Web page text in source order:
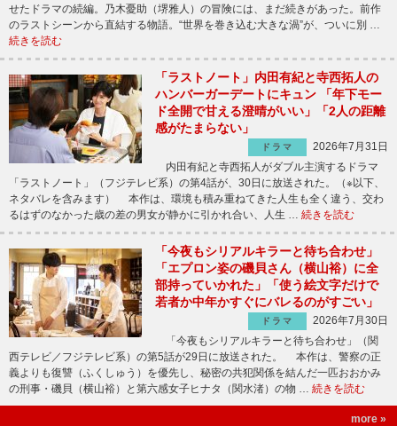
せたドラマの続編。乃木憂助（堺雅人）の冒険には、まだ続きがあった。前作
のラストシーンから直結する物語。“世界を巻き込む大きな渦”が、ついに別 …
続きを読む
「ラストノート」内田有紀と寺西拓人の
ハンバーガーデートにキュン 「年下モー
ド全開で甘える澄晴がいい」「2人の距離
感がたまらない」
ドラマ
2026年7月31日
内田有紀と寺西拓人がダブル主演するドラマ
「ラストノート」（フジテレビ系）の第4話が、30日に放送された。（※以下、
ネタバレを含みます） 本作は、環境も積み重ねてきた人生も全く違う、交わ
るはずのなかった歳の差の男女が静かに引かれ合い、人生 … 続きを読む
「今夜もシリアルキラーと待ち合わせ」
「エプロン姿の磯貝さん（横山裕）に全
部持っていかれた」「使う絵文字だけで
若者か中年かすぐにバレるのがすごい」
ドラマ
2026年7月30日
「今夜もシリアルキラーと待ち合わせ」（関
西テレビ／フジテレビ系）の第5話が29日に放送された。 本作は、警察の正
義よりも復讐（ふくしゅう）を優先し、秘密の共犯関係を結んだ一匹おおかみ
の刑事・磯貝（横山裕）と第六感女子ヒナタ（関水渚）の物 … 続きを読む
more »